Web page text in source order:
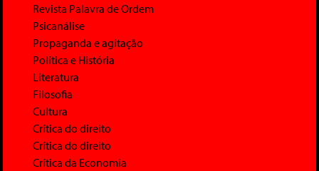
Revista Palavra de Ordem
Psicanálise
Propaganda e agitação
Política e História
Literatura
Filosofia
Cultura
Crítica do direito
Crítica do direito
Crítica da Economia